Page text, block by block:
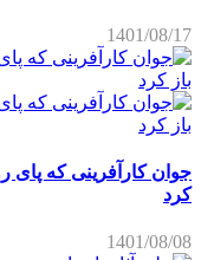
1401/08/17
جوان کارآفرینی که پای
کرد
1401/08/08